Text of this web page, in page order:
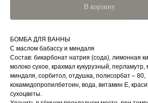
В корзину
БОМБА ДЛЯ ВАННЫ
С маслом бабассу и миндаля
Состав: бикарбонат натрия (сода), лимонная
молоко сухое, крахмал кукурузный,
миндаля, сорбитол, отдушка, полисорбат – 80,
кокамидопропилбетоин, вода, витамин Е,
сухоцветы.